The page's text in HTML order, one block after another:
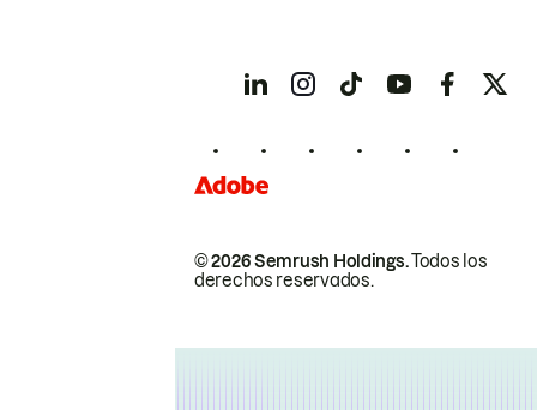
© 2026 Semrush Holdings.Todos los
derechos reservados.